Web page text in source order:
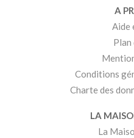
A
Aide
Plan
Conditions
Charte des
LA
La